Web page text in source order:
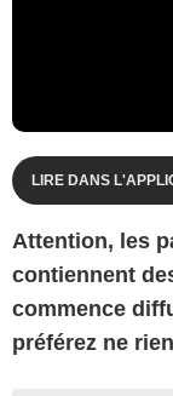
LIRE DANS
Attention, les
contiennent
commence
préférez ne